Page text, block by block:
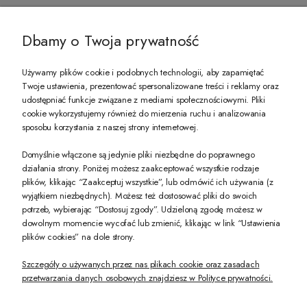
PREZENT DLA CIEBIE!
-10% na pierwsze zakupy na zeccoro.pl Gdy zapiszesz się do naszego
Twoje dane będą przetwarzane zgodnie z nasząpolityką prywatności
POKAŻ PEŁNĄ WERSJĘ STRONY
Dbamy o Twoja prywatność
Używamy plików cookie i podobnych technologii, aby zapamiętać
Twoje ustawienia, prezentować spersonalizowane treści i reklamy oraz
udostępniać funkcje związane z mediami społecznościowymi. Pliki
cookie wykorzystujemy również do mierzenia ruchu i analizowania
sposobu korzystania z naszej strony internetowej.
Domyślnie włączone są jedynie pliki niezbędne do poprawnego
działania strony. Poniżej możesz zaakceptować wszystkie rodzaje
plików, klikając “Zaakceptuj wszystkie”, lub odmówić ich używania (z
wyjątkiem niezbędnych). Możesz też dostosować pliki do swoich
potrzeb, wybierając “Dostosuj zgody”. Udzieloną zgodę możesz w
dowolnym momencie wycofać lub zmienić, klikając w link “Ustawienia
plików cookies” na dole strony.
Szczegóły o używanych przez nas plikach cookie oraz zasadach
przetwarzania danych osobowych znajdziesz w Polityce prywatności.